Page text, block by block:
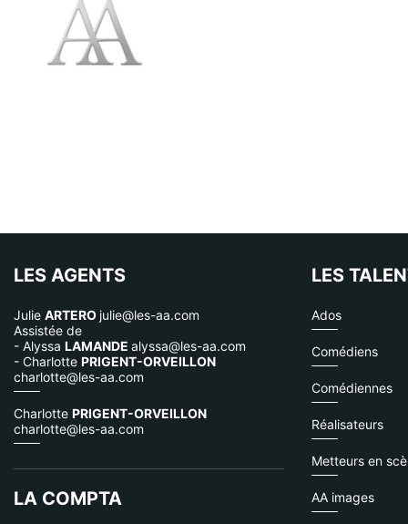
LES AGENTS
Julie ARTERO julie@les-aa.com
Assistée de
- Alyssa LAMANDE alyssa@les-aa.com
- Charlotte PRIGENT-ORVEILLON
charlotte@les-aa.com
Charlotte PRIGENT-ORVEILLON
charlotte@les-aa.com
LA COMPTA
LES
Ados
Comédiens
Comédiennes
Réalisateurs
Metteurs en
AA images